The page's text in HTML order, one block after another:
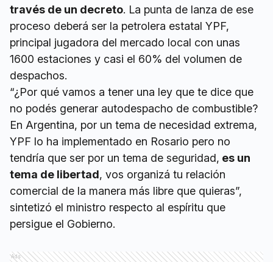
través de un decreto. La punta de lanza de ese
proceso deberá ser la petrolera estatal YPF,
principal jugadora del mercado local con unas
1600 estaciones y casi el 60% del volumen de
despachos.
“¿Por qué vamos a tener una ley que te dice que
no podés generar autodespacho de combustible?
En Argentina, por un tema de necesidad extrema,
YPF lo ha implementado en Rosario pero no
tendría que ser por un tema de seguridad, es un
tema de libertad, vos organizá tu relación
comercial de la manera más libre que quieras”,
sintetizó el ministro respecto al espíritu que
persigue el Gobierno.
Ads